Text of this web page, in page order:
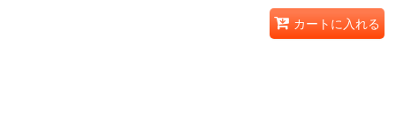
カートに入れる